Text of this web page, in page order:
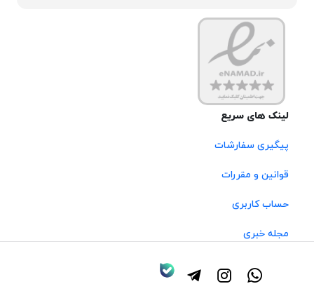
لینک های سریع
پیگیری سفارشات
قوانین و مقررات
حساب کاربری
مجله خبری